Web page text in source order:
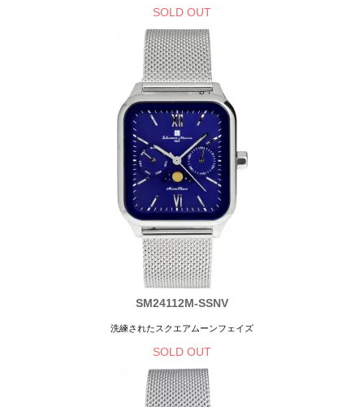
SOLD OUT
SM24112M-SSNV
洗練されたスクエアムーンフェイズ
SOLD OUT